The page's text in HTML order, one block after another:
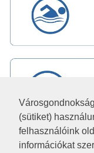
(sütiket)
felhasználóink
információkat
IMPRESSZUM